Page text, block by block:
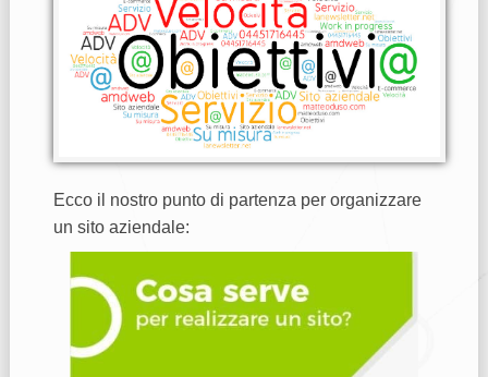
Ecco il nostro punto di partenza per organizzare
un sito aziendale: